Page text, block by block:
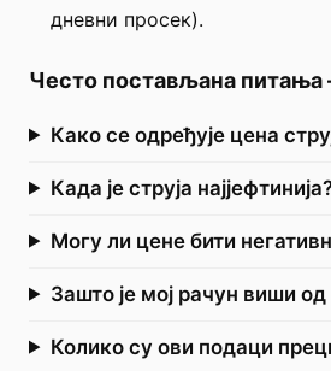
дневни просек).
Често постављана питања
Како се одређује цена
Када је струја
Могу ли цене бити
Зашто је мој рачун виши
Колико су ови подаци